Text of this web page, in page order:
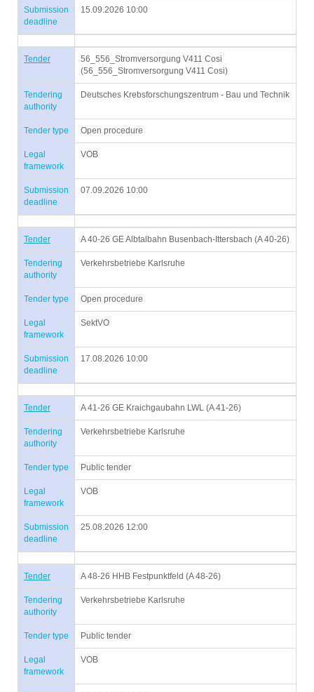
Submission
deadline
15.09.2026 10:00
Tender
56_556_Stromversorgung V411 Cosi
(56_556_Stromversorgung V411 Cosi)
Tendering
authority
Deutsches Krebsforschungszentrum - Bau und Technik
Tender type Open procedure
Legal
framework
VOB
Submission
deadline
07.09.2026 10:00
Tender A 40-26 GE Albtalbahn Busenbach-Ittersbach (A 40-26)
Tendering
authority
Verkehrsbetriebe Karlsruhe
Tender type Open procedure
Legal
framework
SektVO
Submission
deadline
17.08.2026 10:00
Tender A 41-26 GE Kraichgaubahn LWL (A 41-26)
Tendering
authority
Verkehrsbetriebe Karlsruhe
Tender type Public tender
Legal
framework
VOB
Submission
deadline
25.08.2026 12:00
Tender A 48-26 HHB Festpunktfeld (A 48-26)
Tendering
authority
Verkehrsbetriebe Karlsruhe
Tender type Public tender
Legal
framework
VOB